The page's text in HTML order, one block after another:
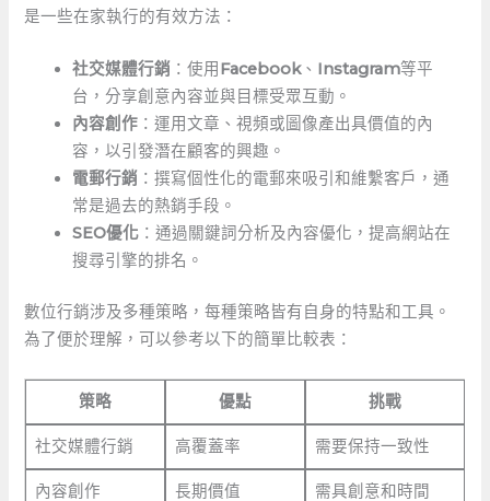
是一些在家執行的有效方法：
社交媒體行銷 ：使用 Facebook、 Instagram等平
台，分享創意內容並與目標受眾互動。
內容創作 ：運用文章、視頻或圖像產出具價值的內
容，以引發潛在顧客的興趣。
電郵行銷 ：撰寫個性化的電郵來吸引和維繫客戶，通
常是過去的熱銷手段。
SEO優化 ：通過關鍵詞分析及內容優化，提高網站在
搜尋引擎的排名。
數位行銷涉及多種策略，每種策略皆有自身的特點和工具。
為了便於理解，可以參考以下的簡單比較表：
策略 優點 挑戰
社交媒體行銷 高覆蓋率 需要保持一致性
內容創作 長期價值 需具創意和時間